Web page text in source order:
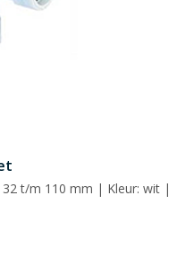
t/m 110 mm | Kleur: wit |